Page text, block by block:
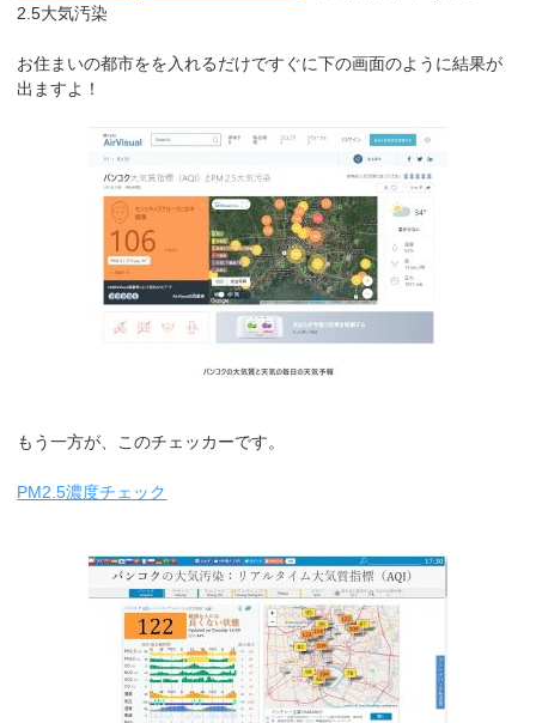
2.5大気汚染
お住まいの都市をを入れるだけですぐに下の画面のように結果が
出ますよ！
もう一方が、このチェッカーです。
PM2.5濃度チェック